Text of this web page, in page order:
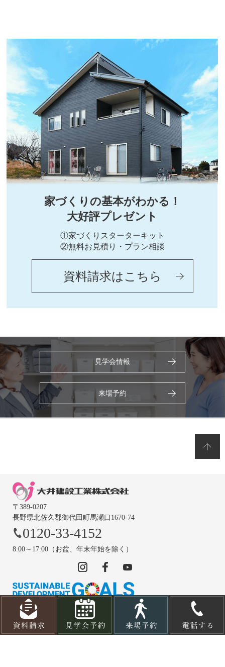
家づくりの基本がわかる！
大好評プレゼント
①家づくりスターターキット
②無料お見積り・プラン相談
資料請求はこちら
見学会情報
来場予約
〒389-0207
長野県北佐久郡御代田町馬瀬口1670-74
0120-33-4152
8:00～17:00（お盆、年末年始を除く）
© OOIKENSETSUKOUGYOU CO., LTD.